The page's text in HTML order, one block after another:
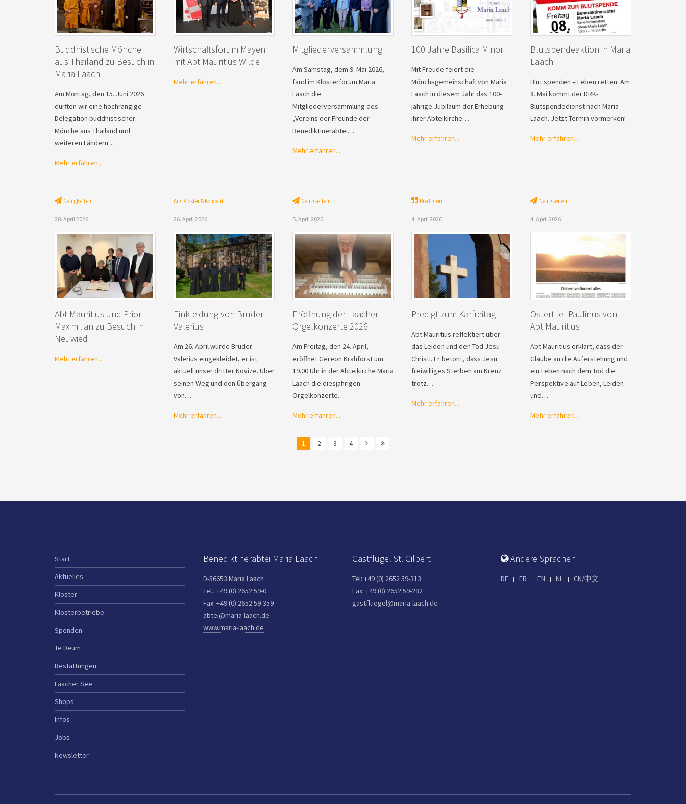
Buddhistische Mönche
aus Thailand zu Besuch in
Maria Laach
Am Montag, den 15. Juni 2026
durften wir eine hochrangige
Delegation buddhistischer
Mönche aus Thailand und
weiteren Ländern…
Mehr erfahren...
Wirtschaftsforum Mayen
mit Abt Mauritius Wilde
Mehr erfahren...
Mitgliederversammlung
Am Samstag, dem 9. Mai 2026,
fand im Klosterforum Maria
Laach die
Mitgliederversammlung des
„Vereins der Freunde der
Benediktinerabtei…
Mehr erfahren...
100 Jahre Basilica Minor
Mit Freude feiert die
Mönchsgemeinschaft von Maria
Laach in diesem Jahr das 100-
jährige Jubiläum der Erhebung
ihrer Abteikirche…
Mehr erfahren...
Blutspendeaktion in Maria
Laach
Blut spenden – Leben retten: Am
8. Mai kommt der DRK-
Blutspendedienst nach Maria
Laach. Jetzt Termin vormerken!
Mehr erfahren...
Neuigkeiten
28. April 2026
Abt Mauritius und Prior
Maximilian zu Besuch in
Neuwied
Mehr erfahren...
Aus Kloster & Konvent
26. April 2026
Einkleidung von Bruder
Valerius
Am 26. April wurde Bruder
Valerius eingekleidet, er ist
aktuell unser dritter Novize. Über
seinen Weg und den Übergang
von…
Mehr erfahren...
Neuigkeiten
5. April 2026
Eröffnung der Laacher
Orgelkonzerte 2026
Am Freitag, den 24. April,
eröffnet Gereon Krahforst um
19.00 Uhr in der Abteikirche Maria
Laach die diesjährigen
Orgelkonzerte…
Mehr erfahren...
Predigten
4. April 2026
Predigt zum Karfreitag
Abt Mauritius reflektiert über
das Leiden und den Tod Jesu
Christi. Er betont, dass Jesu
freiwilliges Sterben am Kreuz
trotz…
Mehr erfahren...
Neuigkeiten
4. April 2026
Ostertitel Paulinus von
Abt Mauritius
Abt Mauritius erklärt, dass der
Glaube an die Auferstehung und
ein Leben nach dem Tod die
Perspektive auf Leben, Leiden
und…
Mehr erfahren...
1 2 3 4
Start
Aktuelles
Kloster
Klosterbetriebe
Spenden
Te Deum
Bestattungen
Laacher See
Shops
Infos
Jobs
Newsletter
Benediktinerabtei Maria Laach
D-56653 Maria Laach
Tel.: +49 (0) 2652 59-0
Fax: +49 (0) 2652 59-359
abtei@maria-laach.de
www.maria-laach.de
Gastflügel St. Gilbert
Tel: +49 (0) 2652 59-313
Fax: +49 (0) 2652 59-282
gastfluegel@maria-laach.de
Andere Sprachen
DE FR EN NL CN/中文